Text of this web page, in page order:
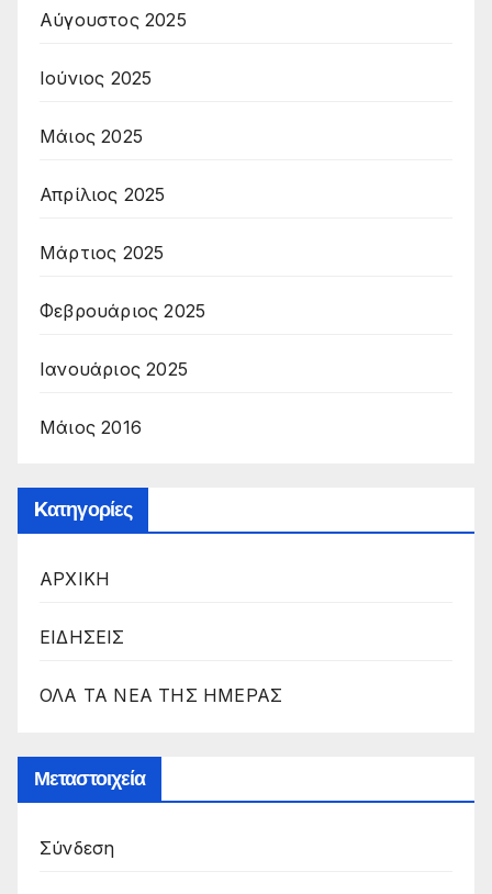
Αύγουστος 2025
Ιούνιος 2025
Μάιος 2025
Απρίλιος 2025
Μάρτιος 2025
Φεβρουάριος 2025
Ιανουάριος 2025
Μάιος 2016
Kατηγορίες
ΑΡΧΙΚΗ
ΕΙΔΗΣΕΙΣ
ΟΛΑ ΤΑ ΝΕΑ ΤΗΣ ΗΜΕΡΑΣ
Μεταστοιχεία
Σύνδεση